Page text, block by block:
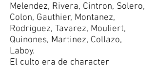
Melendez, Rivera, Cintron, Solero,
Colon, Gauthier, Montanez,
Rodriguez, Tavarez, Mouliert,
Quinones, Martinez, Collazo,
Laboy.
El culto era de character